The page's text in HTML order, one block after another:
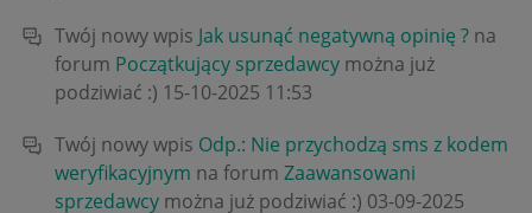
Twój nowy wpis Jak usunąć negatywną opinię ? na
forum Początkujący sprzedawcy można już
podziwiać :) ‎15-10-2025 11:53
Twój nowy wpis Odp.: Nie przychodzą sms z kodem
weryfikacyjnym na forum Zaawansowani
sprzedawcy można już podziwiać :) ‎03-09-2025